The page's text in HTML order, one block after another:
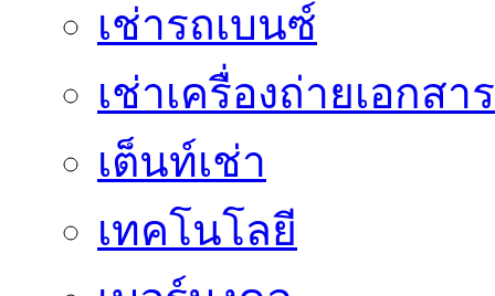
เช่ารถเบนซ์
เช่าเครื่องถ่ายเอกสาร
เต็นท์เช่า
เทคโนโลยี